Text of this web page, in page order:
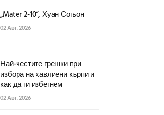
„Mater 2-10“, Хуан Согьон
02 Авг. 2026
Най-честите грешки при
избора на хавлиени кърпи и
как да ги избегнем
02 Авг. 2026